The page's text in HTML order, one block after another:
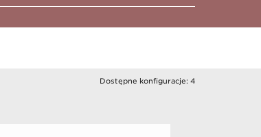
Dostępne konfiguracje: 4